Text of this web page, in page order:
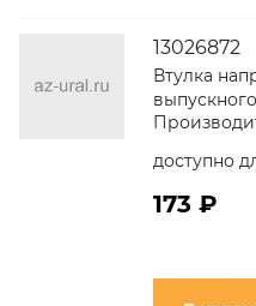
13026872
Втулка
доступно
173 ₽